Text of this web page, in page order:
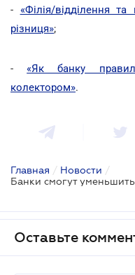
- «Філія/відділення
різниця»;
- «Як банку
колектором».
Главная / Новости /
Банки смогут
Оставьте